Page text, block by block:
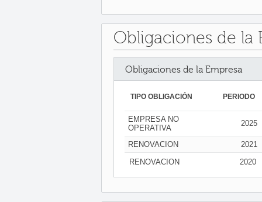
Obligaciones de la
Obligaciones de la Empresa
TIPO OBLIGACIÓN PERIODO
EMPRESA NO
OPERATIVA
2025
RENOVACION
2021
RENOVACION
2020